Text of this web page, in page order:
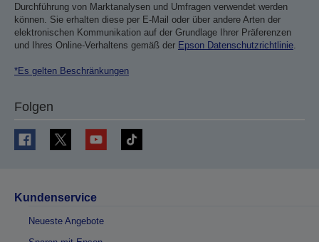
Durchführung von Marktanalysen und Umfragen verwendet werden
können. Sie erhalten diese per E-Mail oder über andere Arten der
elektronischen Kommunikation auf der Grundlage Ihrer Präferenzen
und Ihres Online-Verhaltens gemäß der Epson Datenschutzrichtlinie
*Es gelten Beschränkungen
Folgen
Kundenservice
Neueste Angebote